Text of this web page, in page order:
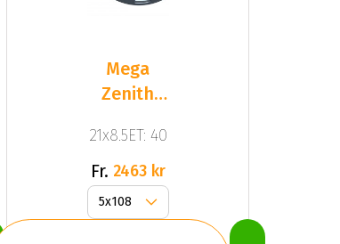
Mega
Zenith
Grey
21x8.5ET: 40
Fr. 2463 kr